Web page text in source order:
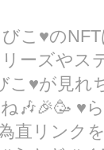
こ♥の
ーズやス
こ♥が見れ
🎶🎉🥳 ♥
直リンク